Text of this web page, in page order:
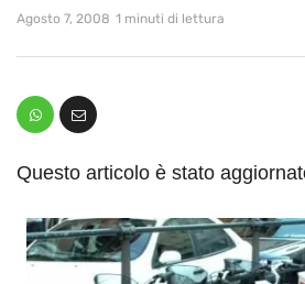
Agosto 7, 2008 1 minuti di lettura
Questo articolo è stato